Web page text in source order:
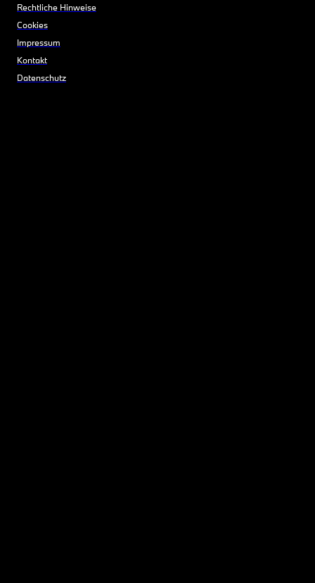
Rechtliche Hinweise
Cookies
Impressum
Kontakt
Datenschutz